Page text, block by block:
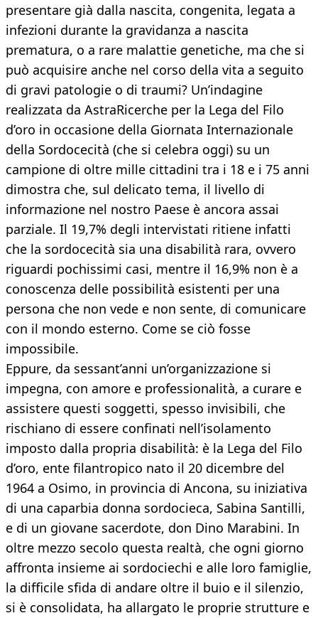
presentare già dalla nascita, congenita, legata a
infezioni durante la gravidanza a nascita
prematura, o a rare malattie genetiche, ma che si
può acquisire anche nel corso della vita a seguito
di gravi patologie o di traumi? Un’indagine
realizzata da AstraRicerche per la Lega del Filo
d’oro in occasione della Giornata Internazionale
della Sordocecità (che si celebra oggi) su un
campione di oltre mille cittadini tra i 18 e i 75 anni
dimostra che, sul delicato tema, il livello di
informazione nel nostro Paese è ancora assai
parziale. Il 19,7% degli intervistati ritiene infatti
che la sordocecità sia una disabilità rara, ovvero
riguardi pochissimi casi, mentre il 16,9% non è a
conoscenza delle possibilità esistenti per una
persona che non vede e non sente, di comunicare
con il mondo esterno. Come se ciò fosse
impossibile.
Eppure, da sessant’anni un’organizzazione si
impegna, con amore e professionalità, a curare e
assistere questi soggetti, spesso invisibili, che
rischiano di essere confinati nell’isolamento
imposto dalla propria disabilità: è la Lega del Filo
d’oro, ente filantropico nato il 20 dicembre del
1964 a Osimo, in provincia di Ancona, su iniziativa
di una caparbia donna sordocieca, Sabina Santilli,
e di un giovane sacerdote, don Dino Marabini. In
oltre mezzo secolo questa realtà, che ogni giorno
affronta insieme ai sordociechi e alle loro famiglie,
la difficile sfida di andare oltre il buio e il silenzio,
si è consolidata, ha allargato le proprie strutture e